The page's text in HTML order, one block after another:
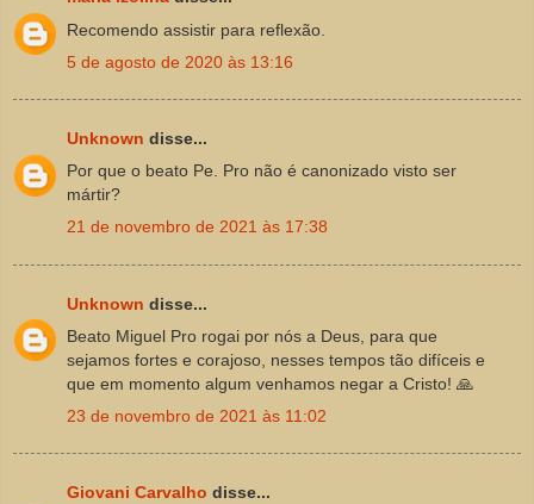
Recomendo assistir para reflexão.
5 de agosto de 2020 às 13:16
Unknown disse...
Por que o beato Pe. Pro não é canonizado visto ser
mártir?
21 de novembro de 2021 às 17:38
Unknown disse...
Beato Miguel Pro rogai por nós a Deus, para que
sejamos fortes e corajoso, nesses tempos tão difíceis e
que em momento algum venhamos negar a Cristo! 🙏
23 de novembro de 2021 às 11:02
Giovani Carvalho disse...